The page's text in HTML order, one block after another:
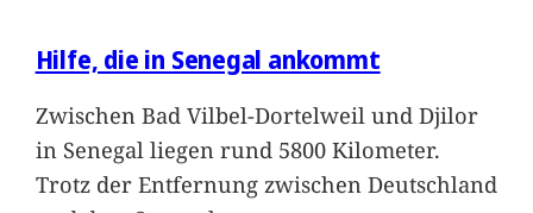
Hilfe, die in Senegal ankommt
Zwischen Bad Vilbel-Dortelweil und Djilor
in Senegal liegen rund 5800 Kilometer.
Trotz der Entfernung zwischen Deutschland